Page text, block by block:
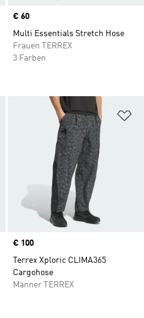
Price
€ 60
Multi Essentials Stretch Hose
Frauen TERREX
3 Farben
Zur Wunschliste hinzufügen
Price
€ 100
Terrex Xploric CLIMA365
Cargohose
Männer TERREX